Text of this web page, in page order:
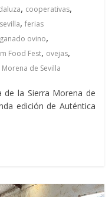
, cooperativas,
,ferias
ganado ovino,
Food Fest, ovejas,
Morena de Sevilla
de la Sierra Morena de
edición de Auténtica